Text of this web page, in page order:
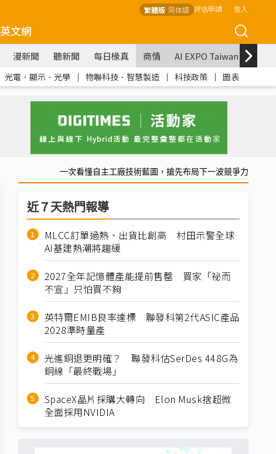
繁體版 简体版 評估申請 登入
英文網
漫新聞 聽新聞 每日椽真 商情 AI EXPO Taiwan
光電．顯示．光學 ｜ 物聯科技．智慧製造 ｜ 科技政策 ｜ 圖表
一次看懂自主工廠技術藍圖，搶先布局下一波競爭力
近７天熱門報導
MLCC訂單過熱、出貨比創高 村田示警全球
AI基建熱潮將趨緩
2027全年記憶體產能提前售罄 買家「祕而
不宣」只怕買不夠
英特爾EMIB良率達標 聯發科第2代ASIC產品
2028準時量產
光進銅退更明確？ 聯發科估SerDes 448G為
銅線「最終戰場」
SpaceX晶片採購大轉向 Elon Musk捨超微
全面採用NVIDIA